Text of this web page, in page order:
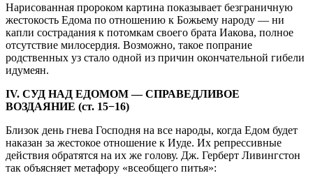
Нарисованная пророком картина показывает безграничную
жестокость Едома по отношению к Божьему народу — ни
капли сострадания к потомкам своего брата Иакова, полное
отсутствие милосердия. Возможно, такое попрание
родственных уз стало одной из причин окончательной гибели
идумеян.
IV. СУД НАД ЕДОМОМ — СПРАВЕДЛИВОЕ
ВОЗДАЯНИЕ (ст. 15−16)
Близок день гнева Господня на все народы, когда Едом будет
наказан за жестокое отношение к Иуде. Их репрессивные
действия обратятся на их же голову. Дж. Герберт Ливингстон
так объясняет метафору «всеобщего питья»: